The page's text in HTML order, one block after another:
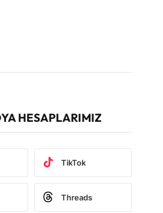
HESAPLARIMIZ
TikTok
Threads